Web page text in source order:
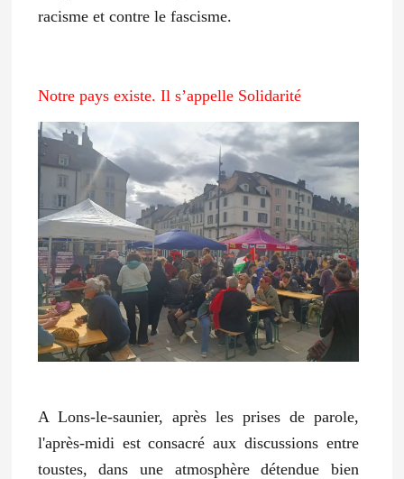
racisme et contre le fascisme.
Notre pays existe. Il s’appelle Solidarité
A Lons-le-saunier, après les prises de parole,
l'après-midi est consacré aux discussions entre
toustes, dans une atmosphère détendue bien